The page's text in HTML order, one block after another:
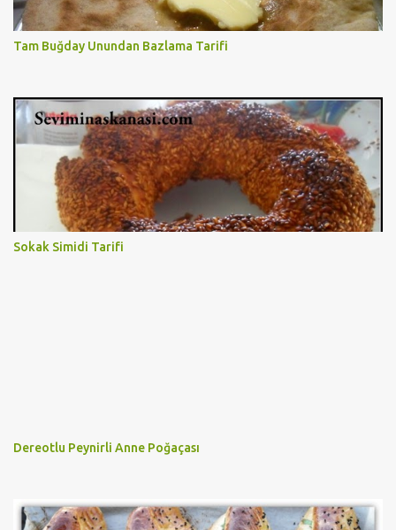
Tam Buğday Unundan Bazlama Tarifi
Sokak Simidi Tarifi
Dereotlu Peynirli Anne Poğaçası